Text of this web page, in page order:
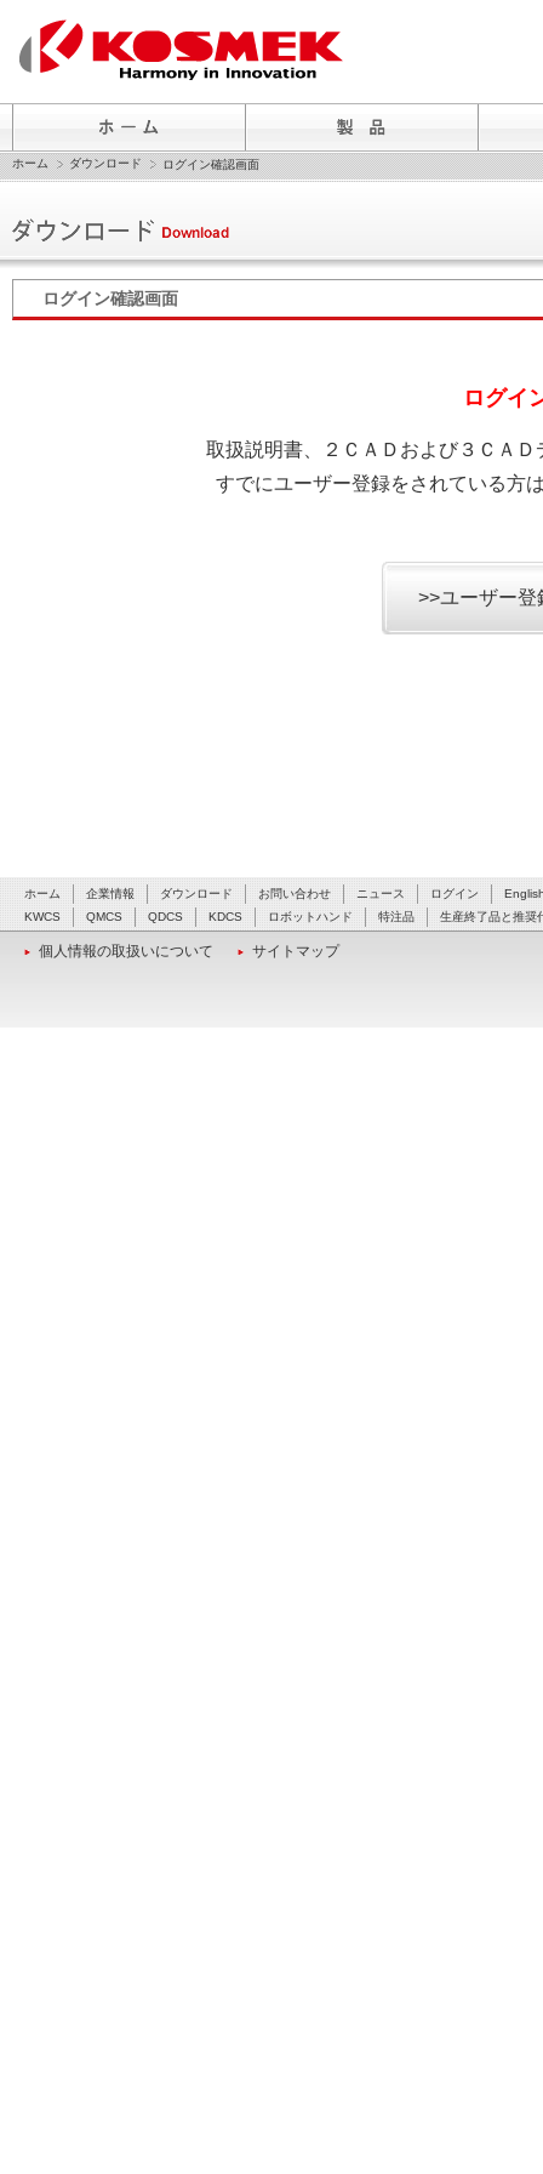
ホーム ダウンロード ログイン確認画面
ログイン確認画面
ログイ
取扱説明書、２ＣＡＤおよび３ＣＡ
すでにユーザー登録をされている方
>>ユーザー
ホーム 企業情報 ダウンロード お問い合わせ ニュース ログイン
KWCS
QMCS QDCS KDCS ロボットハンド 特注品 生産終了品と推奨
個人情報の取扱いについて サイトマップ